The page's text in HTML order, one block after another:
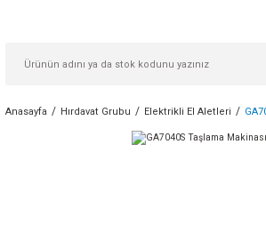
Anasayfa Hırdavat Grubu Elektrikli El Aletleri